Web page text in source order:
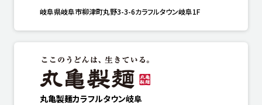
岐阜県岐阜市柳津町丸野3-3-6カラフルタウン岐阜1F
丸亀製麺カラフルタウン岐阜